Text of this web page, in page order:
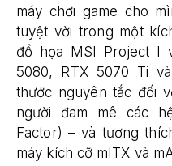
máy chơi game cho
tuyệt vời trong một
đồ họa MSI Project I
5080, RTX 5070 Ti
thước nguyên tắc đối
người đam mê các
Factor) – và tương
máy kích cỡ mITX và